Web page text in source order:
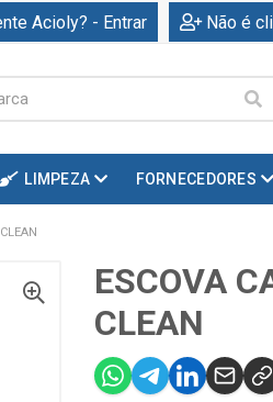
Acioly? - Entrar Não é
LIMPEZA FORNECEDORES
ESCOVA
CLEAN